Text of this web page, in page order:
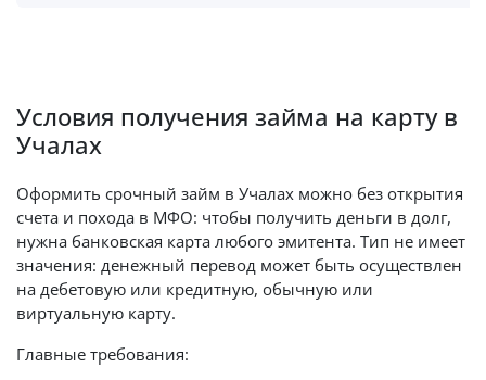
Условия получения займа на карту в
Учалах
Оформить срочный займ в Учалах можно без открытия
счета и похода в МФО: чтобы получить деньги в долг,
нужна банковская карта любого эмитента. Тип не имеет
значения: денежный перевод может быть осуществлен
на дебетовую или кредитную, обычную или
виртуальную карту.
Главные требования: